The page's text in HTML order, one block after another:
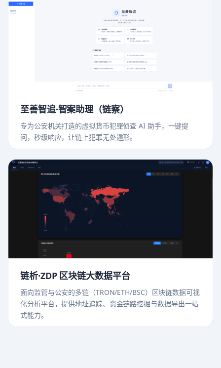
至善智追·智案助理（链察）
专为公安机关打造的虚拟货币犯罪侦查 AI 助手，一键提
问，秒级响应，让链上犯罪无处遁形。
链析·ZDP 区块链大数据平台
面向监管与公安的多链（TRON/ETH/BSC）区块链数据可视
化分析平台，提供地址追踪、资金链路挖掘与数据导出一站
式能力。